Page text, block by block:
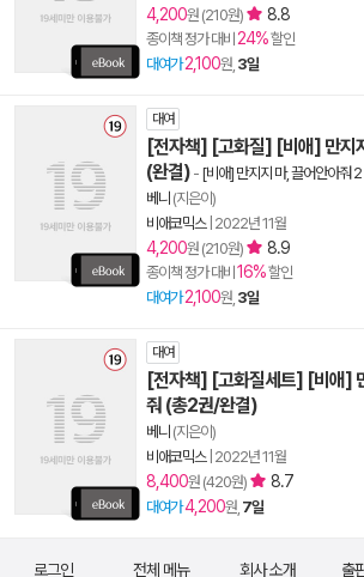
4,200원 (210원) 8.8
종이책 정가 대비 24%할인
대여가 2,100원, 3일
대여
[전자책] [고화질] [비애] 만지
(완결) - [비애] 만지지 마, 끌어안아줘 2
베니 (지은이)
비애코믹스| 2022년 11월
4,200원 (210원) 8.9
종이책 정가 대비 16%할인
대여가 2,100원, 3일
대여
[전자책] [고화질세트] [비애]
줘 (총2권/완결)
베니 (지은이)
비애코믹스| 2022년 11월
8,400원 (420원) 8.7
대여가4,200원, 7일
로그인 전체 메뉴 회사 소개 출